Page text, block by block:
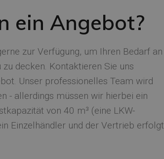
ein Angebot?
zur Verfügung, um Ihren Bedarf an
decken. Kontaktieren Sie uns
Unser professionelles Team wird
- allerdings müssen wir hierbei ein
von 40 m³ (eine LKW-
Einzelhändler und der Vertrieb erfolgt